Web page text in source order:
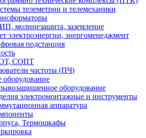
телеметрии и телемеханики
молниезащита, заземление
электроэнергии, энергоменеджмент
подстанция
СОПТ
частоты (ПЧ)
оборудование
электромонтажные и инструменты
аппаратура
Термошкафы